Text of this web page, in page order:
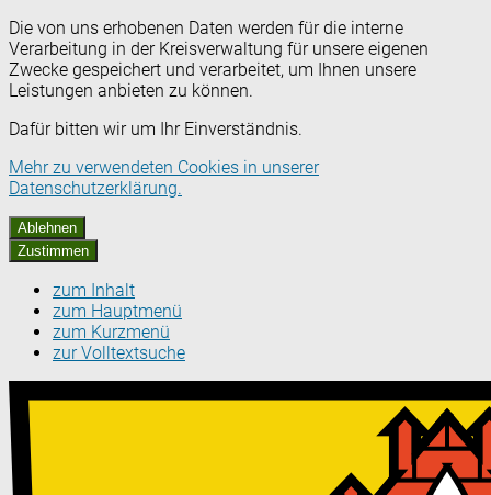
Die von uns erhobenen Daten werden für die interne
Verarbeitung in der Kreisverwaltung für unsere eigenen
Zwecke gespeichert und verarbeitet, um Ihnen unsere
Leistungen anbieten zu können.
Dafür bitten wir um Ihr Einverständnis.
Mehr zu verwendeten Cookies in unserer
Datenschutzerklärung.
Ablehnen
Zustimmen
zum Inhalt
zum Hauptmenü
zum Kurzmenü
zur Volltextsuche